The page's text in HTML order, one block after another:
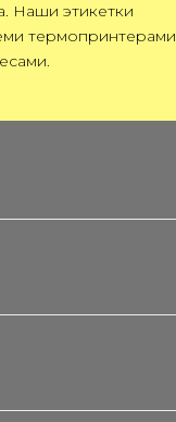
Наши этикетки
термопринтерами